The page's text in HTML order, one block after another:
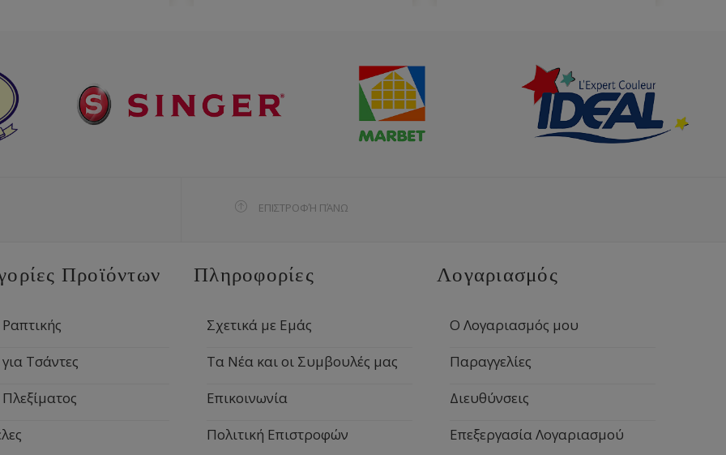
ΕΠΙΣΤΡΟΦΉ ΠΆΝΩ
Προϊόντων
Τσάντες
Πληροφορίες
Σχετικά με Εμάς
Τα Νέα και οι Συμβουλές μας
Επικοινωνία
Πολιτική Επιστροφών
Λογαριασμός
Ο Λογαριασμός μου
Παραγγελίες
Διευθύνσεις
Επεξεργασία Λογαριασμού